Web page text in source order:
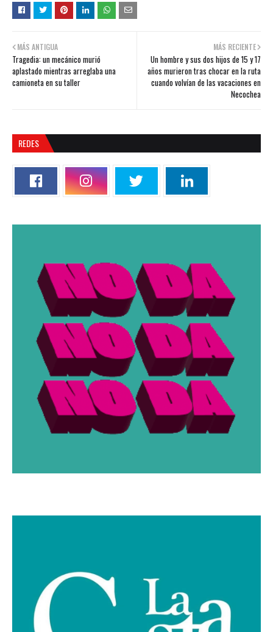
MÁS RECIENTE
Un hombre y sus dos hijos de 15 y 17
años murieron tras chocar en la ruta
cuando volvían de las vacaciones en
Necochea
MÁS ANTIGUA
Tragedia: un mecánico murió
aplastado mientras arreglaba una
camioneta en su taller
REDES